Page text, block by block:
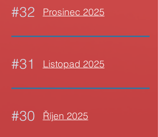
#32 Prosinec 2025
#31 Listopad 2025
#30 Říjen 2025